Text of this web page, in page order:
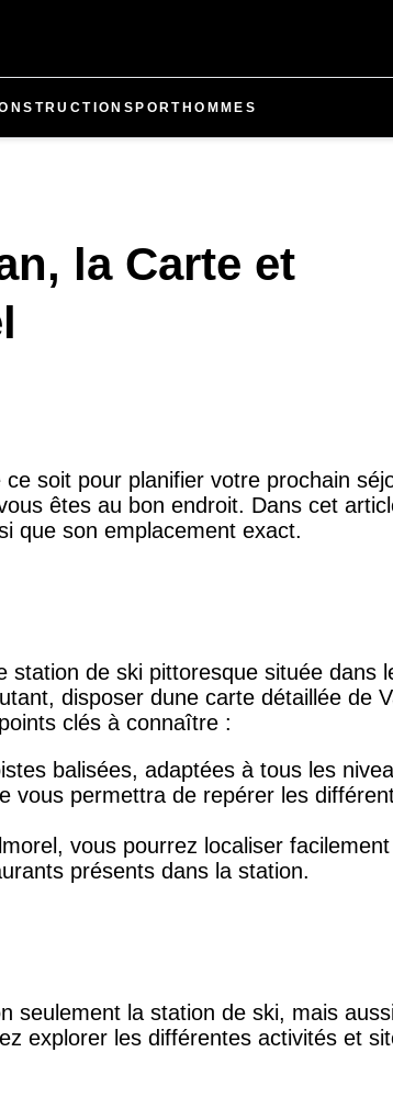
SPORT HOMMES
la Carte et
soit pour planifier votre prochain
êtes au bon endroit. Dans cet
que son emplacement exact.
de ski pittoresque située dans
disposer dune carte détaillée de
clés à connaître :
balisées, adaptées à tous les
vous permettra de repérer les
vous pourrez localiser
présents dans la station.
seulement la station de ski, mais
explorer les différentes activités et